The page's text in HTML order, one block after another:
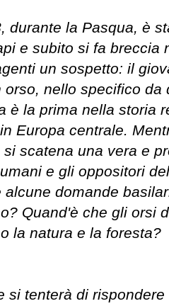
durante la Pasqua, è
e subito si fa breccia
un sospetto: il
nello specifico da
è la prima nella storia
Europa centrale.
scatena una vera e
e gli oppositori
alcune domande
Quand'è che gli orsi
la natura e la foresta?
si tenterà di